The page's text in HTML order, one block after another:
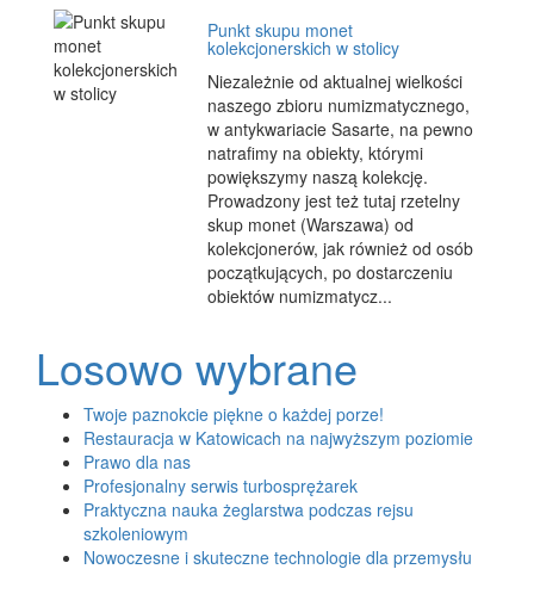
Punkt skupu monet
kolekcjonerskich w stolicy
Niezależnie od aktualnej wielkości
naszego zbioru numizmatycznego,
w antykwariacie Sasarte, na pewno
natrafimy na obiekty, którymi
powiększymy naszą kolekcję.
Prowadzony jest też tutaj rzetelny
skup monet (Warszawa) od
kolekcjonerów, jak również od osób
początkujących, po dostarczeniu
obiektów numizmatycz...
Losowo wybrane
Twoje paznokcie piękne o każdej porze!
Restauracja w Katowicach na najwyższym poziomie
Prawo dla nas
Profesjonalny serwis turbosprężarek
Praktyczna nauka żeglarstwa podczas rejsu
szkoleniowym
Nowoczesne i skuteczne technologie dla przemysłu